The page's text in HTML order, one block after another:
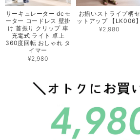
サーキュレーター dcモ
ーター コードレス 壁掛
け 首振り クリップ 車
充電式 ライト 卓上
360度回転 おしゃれ タ
イマー
¥2,980
お揃いストライプ柄セ
ットアップ 【LK006】
¥2,980